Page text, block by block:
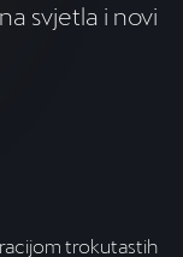
svjetla i novi
trokutastih